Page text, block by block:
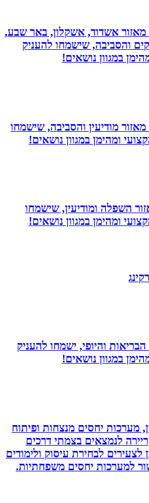
אשדוד, אשקלון, באר שבע,
שישמחו להעניק
נושאים!
מודיעין והסביבה, שישמחו
במגוון נושאים!
ומודיעין, שישמחו
במגוון נושאים!
והיופי, ישמחו להעניק
נושאים!
יחסים מנצחות ופיתוח
לנמצאים בצמתי דרכים
לבחירת עיסוק ולימודים
יחסים משפחתיות.